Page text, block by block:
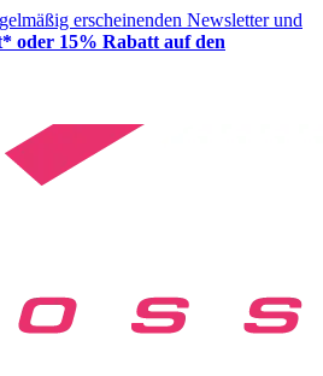
erscheinenden Newsletter und
oder 15% Rabatt auf den